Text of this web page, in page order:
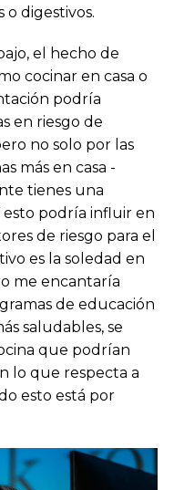
o digestivos.
el hecho de
cocinar en casa o
podría
en riesgo de
no solo por las
más en casa -
tienes una
esto podría influir en
de riesgo para el
es la soledad en
me encantaría
de educación
saludables, se
que podrían
lo que respecta a
esto está por